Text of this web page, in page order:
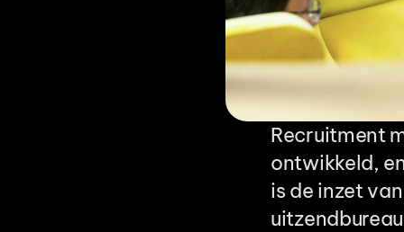
Recruitment
ontwikkeld,
is de inzet